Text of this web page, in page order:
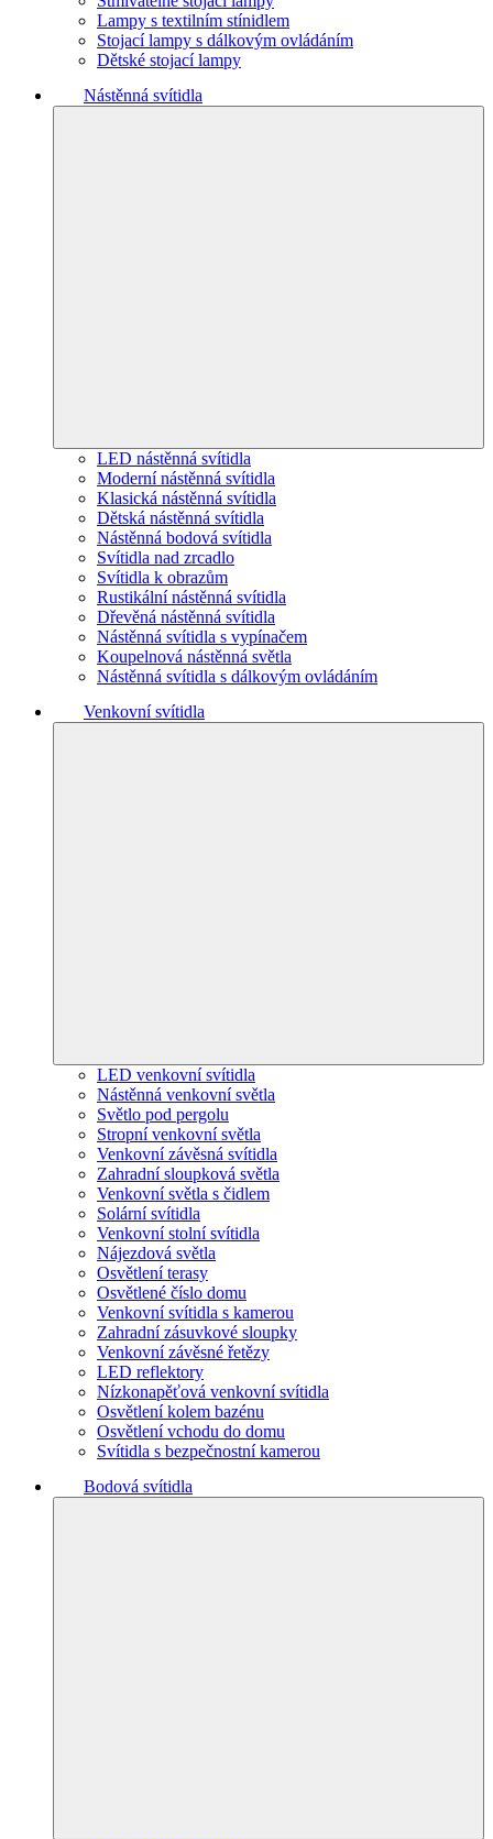
Lampy s textilním stínidlem
Stojací lampy s dálkovým ovládáním
Dětské stojací lampy
Nástěnná svítidla
LED nástěnná svítidla
Moderní nástěnná svítidla
Klasická nástěnná svítidla
Dětská nástěnná svítidla
Nástěnná bodová svítidla
Svítidla nad zrcadlo
Svítidla k obrazům
Rustikální nástěnná svítidla
Dřevěná nástěnná svítidla
Nástěnná svítidla s vypínačem
Koupelnová nástěnná světla
Nástěnná svítidla s dálkovým ovládáním
Venkovní svítidla
LED venkovní svítidla
Nástěnná venkovní světla
Světlo pod pergolu
Stropní venkovní světla
Venkovní závěsná svítidla
Zahradní sloupková světla
Venkovní světla s čidlem
Solární svítidla
Venkovní stolní svítidla
Nájezdová světla
Osvětlení terasy
Osvětlené číslo domu
Venkovní svítidla s kamerou
Zahradní zásuvkové sloupky
Venkovní závěsné řetězy
LED reflektory
Nízkonapěťová venkovní svítidla
Osvětlení kolem bazénu
Osvětlení vchodu do domu
Svítidla s bezpečnostní kamerou
Bodová svítidla